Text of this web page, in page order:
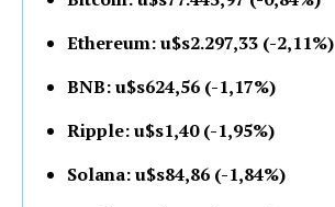
Ethereum: u$s2.297,33 (-2,11%)
BNB: u$s624,56 (-1,17%)
Ripple: u$s1,40 (-1,95%)
Solana: u$s84,86 (-1,84%)